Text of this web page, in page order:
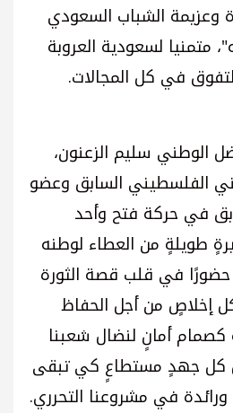
وعزيمة الشباب السعودي
متمنيا لسعودية العروبة
في كل المجالات.
الوطني سليم الزعنون،
الفلسطيني السابق وعضو
في حركة فتح وأحد
طويلةٍ من العطاء لوطنه
في قلب قصة الثورة
إخلاصٍ من أجل الحفاظ
كصمام أمانٍ لنضال شعبنا
كل جهدٍ مستطاعٍ كي تبقى
في مشروعنا التحرري.